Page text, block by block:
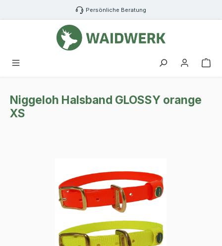
Zum Hauptinhalt springen Persönliche Beratung
Niggeloh Halsband GLOSSY orange
XS